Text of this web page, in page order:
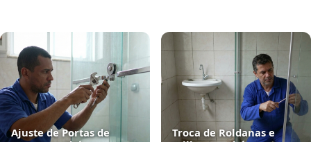
Ajuste de Portas de
Troca de Roldanas e